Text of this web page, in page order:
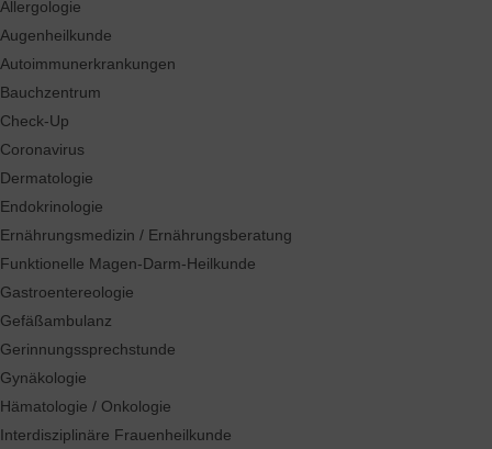
Allergologie
Augenheilkunde
Autoimmunerkrankungen
Bauchzentrum
Check-Up
Coronavirus
Dermatologie
Endokrinologie
Ernährungsmedizin / Ernährungsberatung
Funktionelle Magen-Darm-Heilkunde
Gastroentereologie
Gefäßambulanz
Gerinnungssprechstunde
Gynäkologie
Hämatologie / Onkologie
Interdisziplinäre Frauenheilkunde